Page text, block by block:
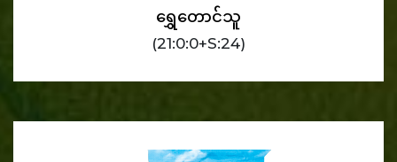
ရွှေတောင်သူ
(21:0:0+S:24)